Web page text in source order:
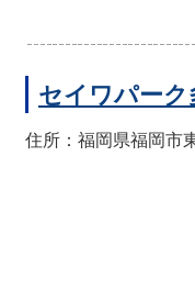
セイワパーク
住所：福岡県福岡市